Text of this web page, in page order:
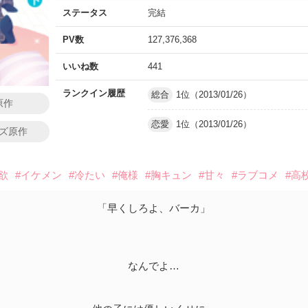
作
原作
ステータス 完結
PV数 127,376,368
いいね数 441
ランクイン履歴 総合 1位（2013/01/26）
恋愛 1位（2013/01/26）
#イケメン #冷たい #俺様 #胸キュン #甘々 #ラブコメ #高
「早くしろよ、バーカ」
なんでよ…